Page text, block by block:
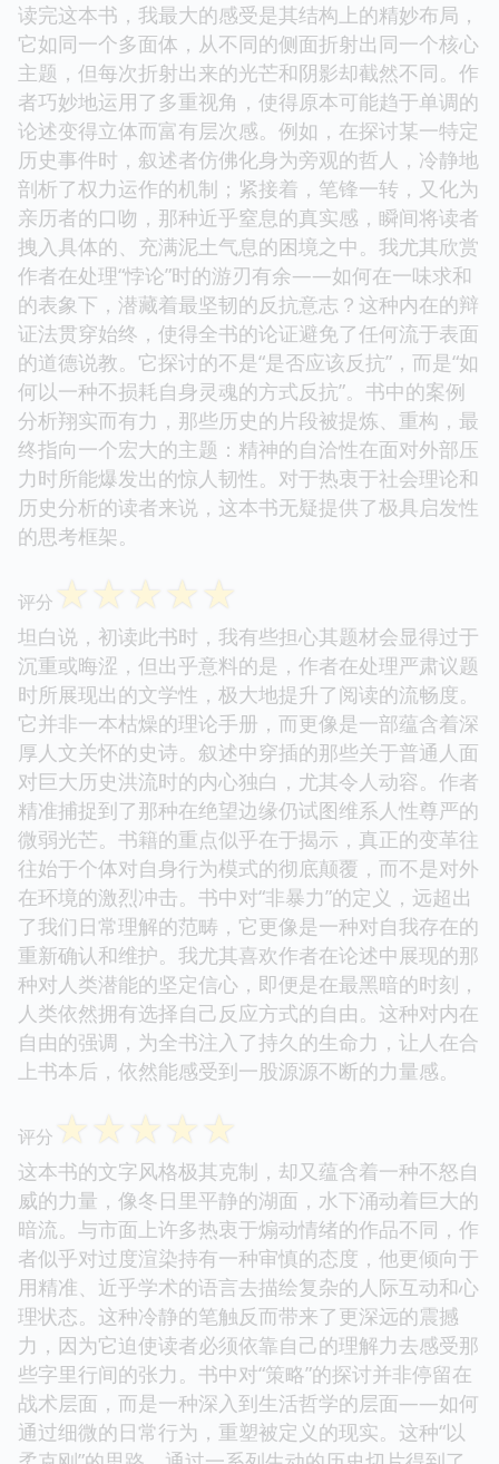
读完这本书，我最大的感受是其结构上的精妙布局，
它如同一个多面体，从不同的侧面折射出同一个核心
主题，但每次折射出来的光芒和阴影却截然不同。作
者巧妙地运用了多重视角，使得原本可能趋于单调的
论述变得立体而富有层次感。例如，在探讨某一特定
历史事件时，叙述者仿佛化身为旁观的哲人，冷静地
剖析了权力运作的机制；紧接着，笔锋一转，又化为
亲历者的口吻，那种近乎窒息的真实感，瞬间将读者
拽入具体的、充满泥土气息的困境之中。我尤其欣赏
作者在处理“悖论”时的游刃有余——如何在一味求和
的表象下，潜藏着最坚韧的反抗意志？这种内在的辩
证法贯穿始终，使得全书的论证避免了任何流于表面
的道德说教。它探讨的不是“是否应该反抗”，而是“如
何以一种不损耗自身灵魂的方式反抗”。书中的案例
分析翔实而有力，那些历史的片段被提炼、重构，最
终指向一个宏大的主题：精神的自洽性在面对外部压
力时所能爆发出的惊人韧性。对于热衷于社会理论和
历史分析的读者来说，这本书无疑提供了极具启发性
的思考框架。
评分 ☆☆☆☆☆
坦白说，初读此书时，我有些担心其题材会显得过于
沉重或晦涩，但出乎意料的是，作者在处理严肃议题
时所展现出的文学性，极大地提升了阅读的流畅度。
它并非一本枯燥的理论手册，而更像是一部蕴含着深
厚人文关怀的史诗。叙述中穿插的那些关于普通人面
对巨大历史洪流时的内心独白，尤其令人动容。作者
精准捕捉到了那种在绝望边缘仍试图维系人性尊严的
微弱光芒。书籍的重点似乎在于揭示，真正的变革往
往始于个体对自身行为模式的彻底颠覆，而不是对外
在环境的激烈冲击。书中对“非暴力”的定义，远超出
了我们日常理解的范畴，它更像是一种对自我存在的
重新确认和维护。我尤其喜欢作者在论述中展现的那
种对人类潜能的坚定信心，即便是在最黑暗的时刻，
人类依然拥有选择自己反应方式的自由。这种对内在
自由的强调，为全书注入了持久的生命力，让人在合
上书本后，依然能感受到一股源源不断的力量感。
评分 ☆☆☆☆☆
这本书的文字风格极其克制，却又蕴含着一种不怒自
威的力量，像冬日里平静的湖面，水下涌动着巨大的
暗流。与市面上许多热衷于煽动情绪的作品不同，作
者似乎对过度渲染持有一种审慎的态度，他更倾向于
用精准、近乎学术的语言去描绘复杂的人际互动和心
理状态。这种冷静的笔触反而带来了更深远的震撼
力，因为它迫使读者必须依靠自己的理解力去感受那
些字里行间的张力。书中对“策略”的探讨并非停留在
战术层面，而是一种深入到生活哲学的层面——如何
通过细微的日常行为，重塑被定义的现实。这种“以